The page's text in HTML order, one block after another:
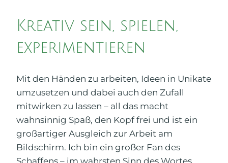
Kreativ sein, spielen,
experimentieren
Mit den Händen zu arbeiten, Ideen in Unikate
umzusetzen und dabei auch den Zufall
mitwirken zu lassen – all das macht
wahnsinnig Spaß, den Kopf frei und ist ein
großartiger Ausgleich zur Arbeit am
Bildschirm. Ich bin ein großer Fan des